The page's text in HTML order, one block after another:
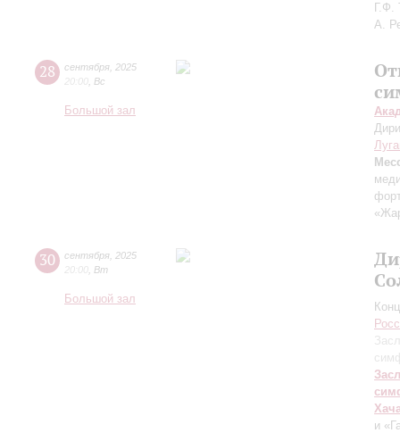
Г.Ф.
А.
28 сентября 2025
20:00 Вс
Большой зал
30 сентября 2025
20:00 Вт
Большой зал
и